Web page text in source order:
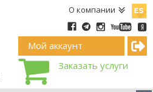
О компании
Мой аккаунт
Заказать услуги